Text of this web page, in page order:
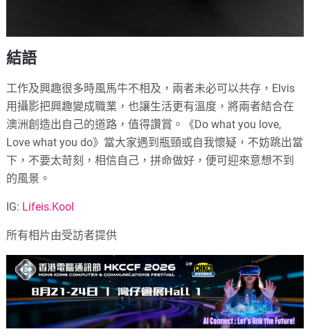
結語
工作及興趣很多時風馬牛不相及，兩者未必可以共存，Elvis
用攝影把興趣變成職業，也讓生活更有溫度，將兩者結合在
澳洲創造出自己的道路，值得讚賞。《Do what you love,
Love what you do》當大家遇到瓶頸或自我懷疑，不妨跳出當
下，不要太苛刻，相信自己，拼命做好，便可迎來意想不到
的風景。
IG: Lifeis.Kool
所有相片由受訪者提供